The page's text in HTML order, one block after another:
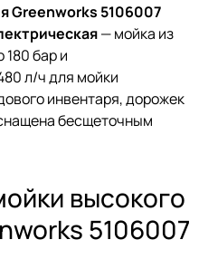
Greenworks 5106007
— мойка из
бар и
л/ч для мойки
инвентаря, дорожек
бесщеточным
высокого
5106007